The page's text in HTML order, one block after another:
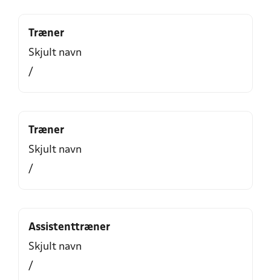
Træner
Skjult navn
/
Træner
Skjult navn
/
Assistenttræner
Skjult navn
/